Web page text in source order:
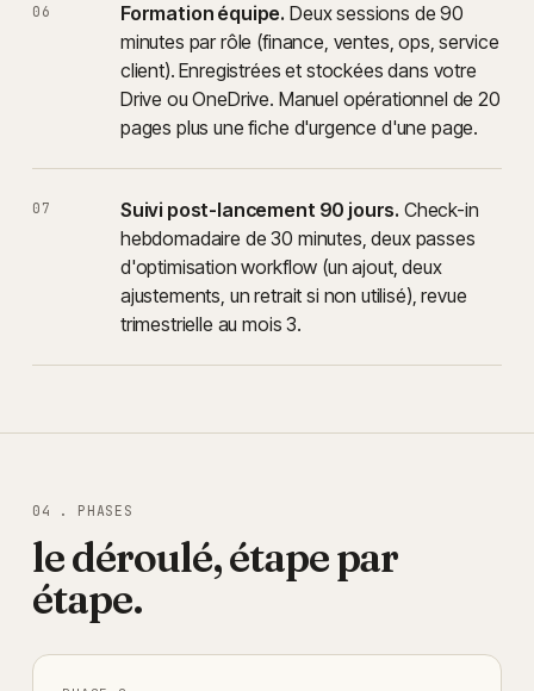
06 Formation équipe. Deux sessions de 90
minutes par rôle (finance, ventes, ops, service
client). Enregistrées et stockées dans votre
Drive ou OneDrive. Manuel opérationnel de 20
pages plus une fiche d'urgence d'une page.
07 Suivi post-lancement 90 jours. Check-in
hebdomadaire de 30 minutes, deux passes
d'optimisation workflow (un ajout, deux
ajustements, un retrait si non utilisé), revue
trimestrielle au mois 3.
04 . PHASES
le déroulé, étape par
étape.